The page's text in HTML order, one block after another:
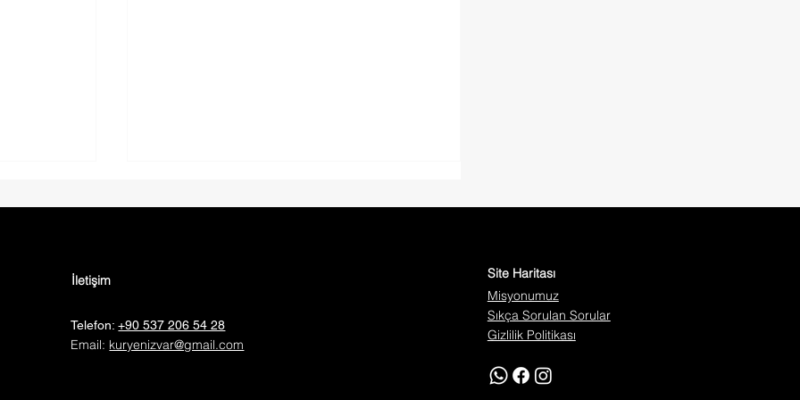
İletişim
Telefon:+90 537 206 54 28
Email: kuryenizvar@gmail.com
Site Haritası
Misyonumuz
Sıkça Sorulan Sorular
Gizlilik Politikası